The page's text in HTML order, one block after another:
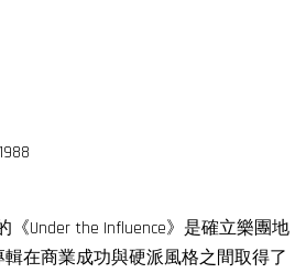
《Under the Influence》是確立樂團地
在商業成功與硬派風格之間取得了